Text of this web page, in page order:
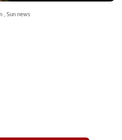
, Sun news